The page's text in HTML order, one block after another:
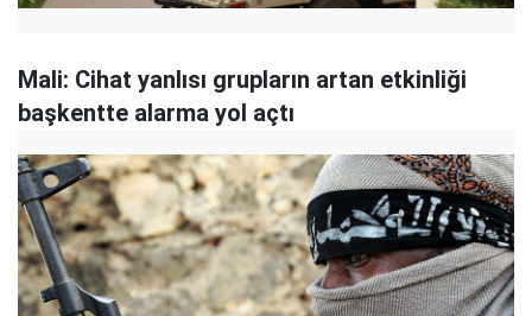
Mali: Cihat yanlısı grupların artan etkinliği
başkentte alarma yol açtı